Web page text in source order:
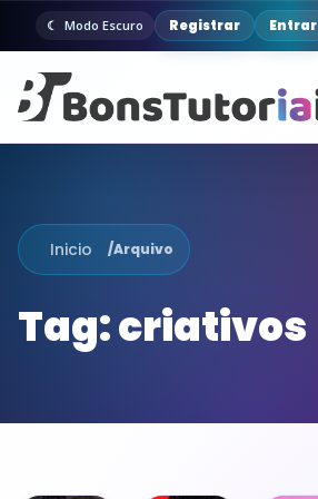
Modo Escuro Registrar Entrar
Inicio /Arquivo
Tag:criativos